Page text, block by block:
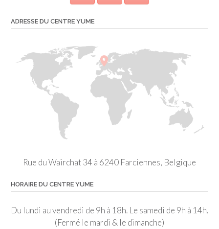
ADRESSE DU CENTRE YUME
Rue du Wairchat 34 à 6240 Farciennes, Belgique
HORAIRE DU CENTRE YUME
Du lundi au vendredi de 9h à 18h. Le samedi de 9h à 14h.
(Fermé le mardi & le dimanche)